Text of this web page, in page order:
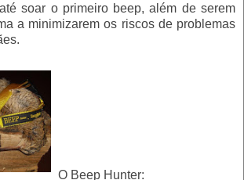
soar o primeiro beep, além de serem
a minimizarem os riscos de problemas
O Beep Hunter: